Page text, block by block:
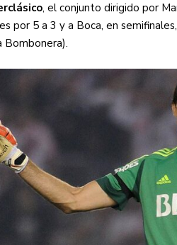
, el conjunto dirigido por
por 5 a 3 y a Boca, en
Bombonera).